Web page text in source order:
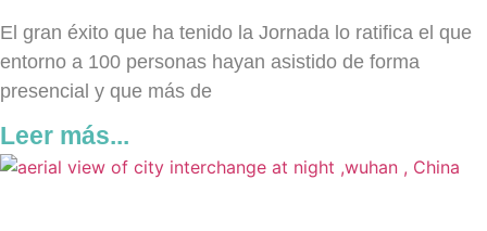
El gran éxito que ha tenido la Jornada lo ratifica el que
entorno a 100 personas hayan asistido de forma
presencial y que más de
Leer más...